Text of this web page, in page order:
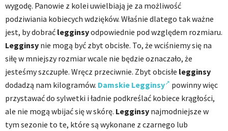
wygodę. Panowie z kolei uwielbiają je za możliwość
podziwiania kobiecych wdzięków. Właśnie dlatego tak ważne
jest, by dobrać legginsyodpowiednie pod względem rozmiaru.
Legginsy nie mogą być zbyt obcisłe. To, że wciśniemy się na
siłę w mniejszy rozmiar wcale nie będzie oznaczało, że
jesteśmy szczupłe. Wręcz przeciwnie. Zbyt obcisłe legginsy
dodadzą nam kilogramów. Damskie Legginsy
powinny więc
przystawać do sylwetki i ładnie podkreślać kobiece krągłości,
ale nie mogą wbijać się w skórę. Legginsy najmodniejsze w
tym sezonie to te, które są wykonane z czarnego lub